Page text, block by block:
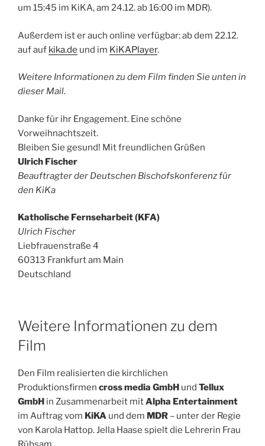
um 15:45 im KiKA, am 24.12. ab 16:00 im MDR).
Außerdem ist er auch online verfügbar: ab dem 22.12.
auf auf kika.de und im KiKAPlayer.
Weitere Informationen zu dem Film finden Sie unten in
dieser Mail.
Danke für ihr Engagement. Eine schöne
Vorweihnachtszeit.
Bleiben Sie gesund! Mit freundlichen Grüßen
Ulrich Fischer
Beauftragter der Deutschen Bischofskonferenz für
den KiKa
Katholische Fernseharbeit (KFA)
Ulrich Fischer
Liebfrauenstraße 4
60313 Frankfurt am Main
Deutschland
Weitere Informationen zu dem
Film
Den Film realisierten die kirchlichen
Produktionsfirmen cross media GmbH und Tellux
GmbH in Zusammenarbeit mitAlpha Entertainment
im Auftrag vom KiKA und dem MDR – unter der Regie
von Karola Hattop. Jella Haase spielt die Lehrerin Frau